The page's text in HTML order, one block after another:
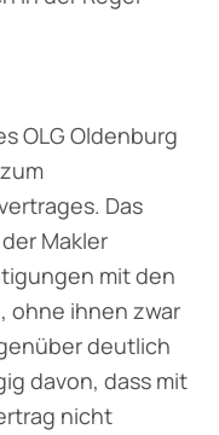
OLG Oldenburg
Das
Makler
mit den
ohne ihnen zwar
deutlich
davon, dass mit
nicht